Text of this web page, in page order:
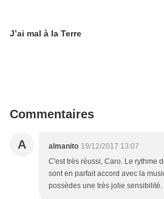
J’ai mal à la Terre
Commentaires
A almanito 19/12/2017 13:07
C'est très réussi, Caro. Le rythme
sont en parfait accord avec la
possèdes une très jolie sensibilité.